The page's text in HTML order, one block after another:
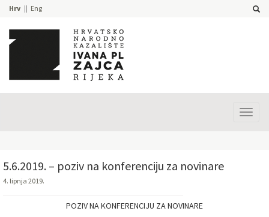
Hrv Eng
5.6.2019. – poziv na konferenciju za novinare
4. lipnja 2019.
POZIV NA KONFERENCIJU ZA NOVINARE